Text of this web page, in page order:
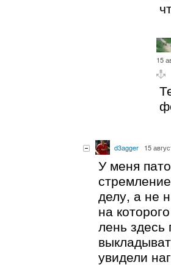
15
d3agger 15
У меня
делу, а не
на
лень здесь
увидели